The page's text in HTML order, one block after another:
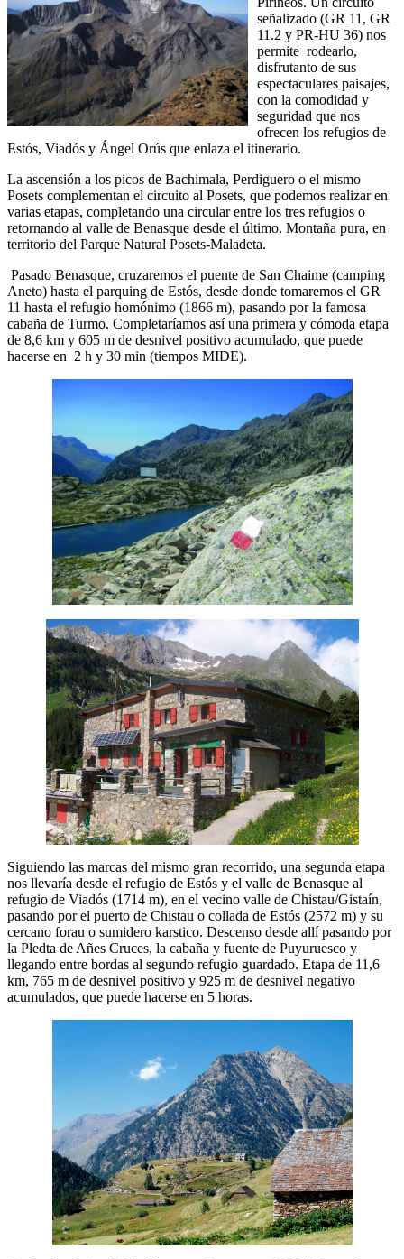
señalizado (GR 11, GR
11.2 y PR-HU 36) nos
permite rodearlo,
disfrutanto de sus
espectaculares paisajes,
con la comodidad y
seguridad que nos
ofrecen los refugios de
Estós, Viadós y Ángel Orús que enlaza el itinerario.
La ascensión a los picos de Bachimala, Perdiguero o el mismo
Posets complementan el circuito al Posets, que podemos realizar en
varias etapas, completando una circular entre los tres refugios o
retornando al valle de Benasque desde el último. Montaña pura, en
territorio del Parque Natural Posets-Maladeta.
Pasado Benasque, cruzaremos el puente de San Chaime (camping
Aneto) hasta el parquing de Estós, desde donde tomaremos el GR
11 hasta el refugio homónimo (1866 m), pasando por la famosa
cabaña de Turmo. Completaríamos así una primera y cómoda etapa
de 8,6 km y 605 m de desnivel positivo acumulado, que puede
hacerse en 2 h y 30 min (tiempos MIDE).
Siguiendo las marcas del mismo gran recorrido, una segunda etapa
nos llevaría desde el refugio de Estós y el valle de Benasque al
refugio de Viadós (1714 m), en el vecino valle de Chistau/Gistaín,
pasando por el puerto de Chistau o collada de Estós (2572 m) y su
cercano forau o sumidero karstico. Descenso desde allí pasando por
la Pledta de Añes Cruces, la cabaña y fuente de Puyuruesco y
llegando entre bordas al segundo refugio guardado. Etapa de 11,6
km, 765 m de desnivel positivo y 925 m de desnivel negativo
acumulados, que puede hacerse en 5 horas.